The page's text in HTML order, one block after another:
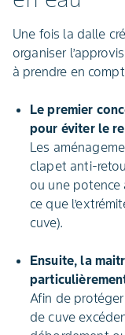
Une fois la dalle
organiser
à prendre en
Le premier
pour éviter le
Les
clapet anti-
ou une potence
ce que
cuve).
Ensuite, la
Afin de
de cuve